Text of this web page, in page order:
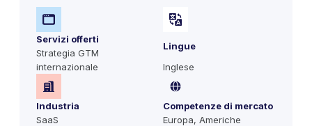
Servizi offerti
Strategia GTM
internazionale
Lingue
Inglese
Industria
SaaS
Competenze di mercato
Europa, Americhe